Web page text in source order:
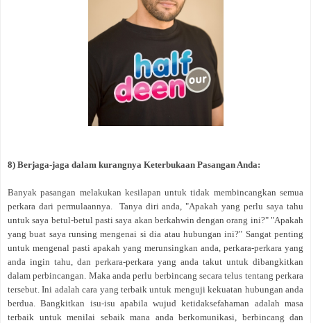
8) Berjaga-jaga dalam kurangnya Keterbukaan Pasangan Anda:
Banyak pasangan melakukan kesilapan untuk tidak membincangkan semua
perkara dari permulaannya. Tanya diri anda, "Apakah yang perlu saya tahu
untuk saya betul-betul pasti saya akan berkahwin dengan orang ini?" "Apakah
yang buat saya runsing mengenai si dia atau hubungan ini?" Sangat penting
untuk mengenal pasti apakah yang merunsingkan anda, perkara-perkara yang
anda ingin tahu, dan perkara-perkara yang anda takut untuk dibangkitkan
dalam perbincangan. Maka anda perlu berbincang secara telus tentang perkara
tersebut. Ini adalah cara yang terbaik untuk menguji kekuatan hubungan anda
berdua. Bangkitkan isu-isu apabila wujud ketidaksefahaman adalah masa
terbaik untuk menilai sebaik mana anda berkomunikasi, berbincang dan